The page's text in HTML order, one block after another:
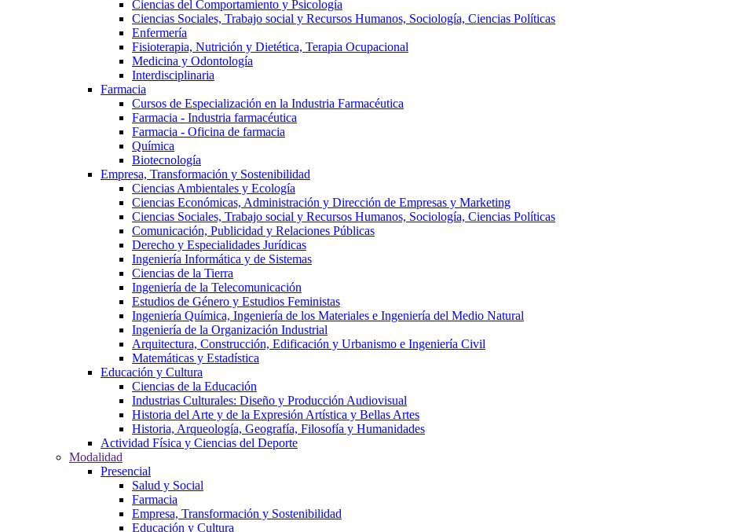
Ciencias del Comportamiento y Psicología
Ciencias Sociales, Trabajo social y Recursos Humanos, Sociología, Ciencias Políticas
Enfermería
Fisioterapia, Nutrición y Dietética, Terapia Ocupacional
Medicina y Odontología
Interdisciplinaria
Farmacia
Cursos de Especialización en la Industria Farmacéutica
Farmacia - Industria farmacéutica
Farmacia - Oficina de farmacia
Química
Biotecnología
Empresa, Transformación y Sostenibilidad
Ciencias Ambientales y Ecología
Ciencias Económicas, Administración y Dirección de Empresas y Marketing
Ciencias Sociales, Trabajo social y Recursos Humanos, Sociología, Ciencias Políticas
Comunicación, Publicidad y Relaciones Públicas
Derecho y Especialidades Jurídicas
Ingeniería Informática y de Sistemas
Ciencias de la Tierra
Ingeniería de la Telecomunicación
Estudios de Género y Estudios Feministas
Ingeniería Química, Ingeniería de los Materiales e Ingeniería del Medio Natural
Ingeniería de la Organización Industrial
Arquitectura, Construcción, Edificación y Urbanismo e Ingeniería Civil
Matemáticas y Estadística
Educación y Cultura
Ciencias de la Educación
Industrias Culturales: Diseño y Producción Audiovisual
Historia del Arte y de la Expresión Artística y Bellas Artes
Historia, Arqueología, Geografía, Filosofía y Humanidades
Actividad Física y Ciencias del Deporte
Modalidad
Presencial
Salud y Social
Farmacia
Empresa, Transformación y Sostenibilidad
Educación y Cultura